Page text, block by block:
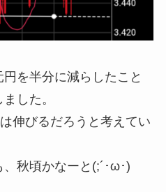
を半分に減らしたこと
した。
伸びるだろうと考えてい
秋頃かなーと(;´･ω･)